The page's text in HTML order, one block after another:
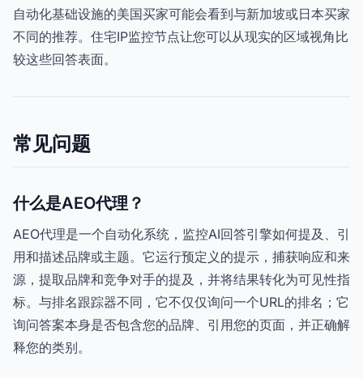
自动化基础设施的美国买家可能会看到与新加坡或日本买家
不同的推荐。住宅IP监控节点让您可以从现实的区域视角比
较这些回答表面。
常见问题
什么是AEO代理？
AEO代理是一个自动化系统，监控AI回答引擎如何提及、引
用和描述品牌或主题。它运行预定义的提示，捕获响应和来
源，提取品牌和竞争对手的提及，并将结果转化为可见性指
标。与排名跟踪器不同，它不仅仅询问一个URL的排名；它
询问答案本身是否包含您的品牌、引用您的页面，并正确解
释您的类别。